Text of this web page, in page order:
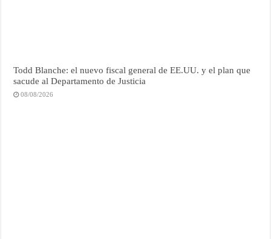
Todd Blanche: el nuevo fiscal general de EE.UU. y el plan que
sacude al Departamento de Justicia
08/08/2026